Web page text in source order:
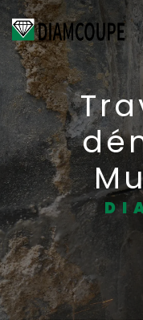
Panneau de gestion